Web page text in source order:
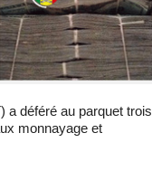
a déféré au parquet trois
monnayage et